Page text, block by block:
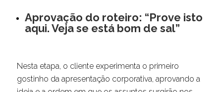
Aprovação do roteiro: “Prove isto
aqui. Veja se está bom de sal”
Nesta etapa, o cliente experimenta o primeiro
gostinho da apresentação corporativa, aprovando a